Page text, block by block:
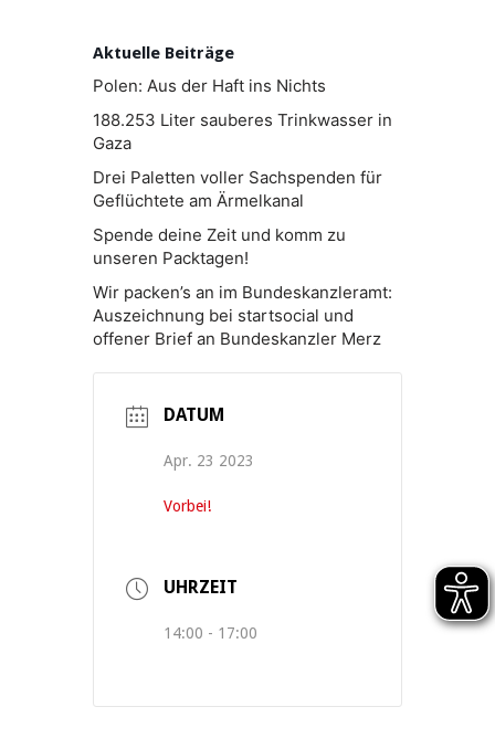
Aktuelle Beiträge
Polen: Aus der Haft ins Nichts
188.253 Liter sauberes Trinkwasser in
Gaza
Drei Paletten voller Sachspenden für
Geflüchtete am Ärmelkanal
Spende deine Zeit und komm zu
unseren Packtagen!
Wir packen’s an im Bundeskanzleramt:
Auszeichnung bei startsocial und
offener Brief an Bundeskanzler Merz
DATUM
Apr. 23 2023
Vorbei!
UHRZEIT
14:00 - 17:00